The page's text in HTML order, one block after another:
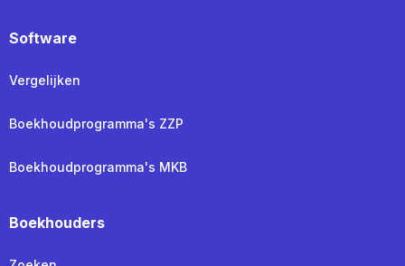
Software
Vergelijken
Boekhoudprogramma's ZZP
Boekhoudprogramma's MKB
Boekhouders